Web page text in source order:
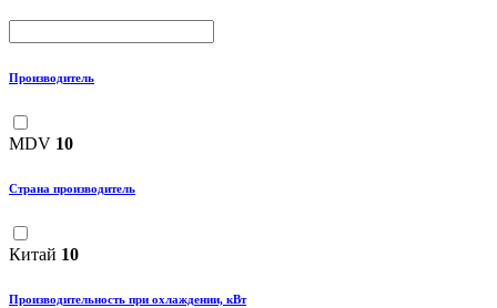
Производитель
MDV 10
Страна производитель
Китай 10
Производительность при охлаждении, кВт